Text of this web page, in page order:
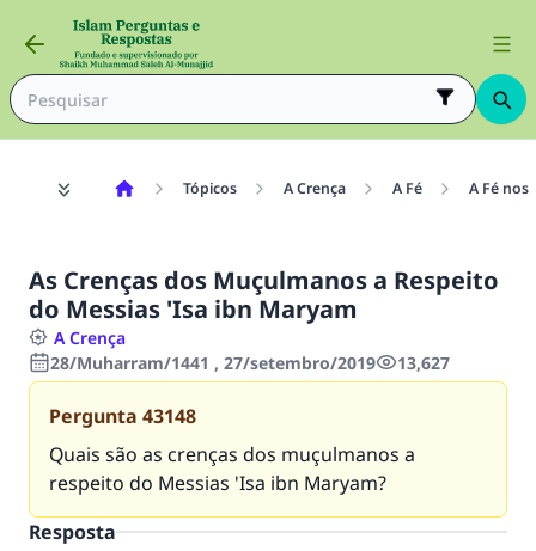
Tópicos A Crença A Fé A Fé nos
As Crenças dos Muçulmanos a Respeito
do Messias 'Isa ibn Maryam
A Crença
28/Muharram/1441 , 27/setembro/2019
13,627
Pergunta 43148
Quais são as crenças dos muçulmanos a
respeito do Messias 'Isa ibn Maryam?
Resposta